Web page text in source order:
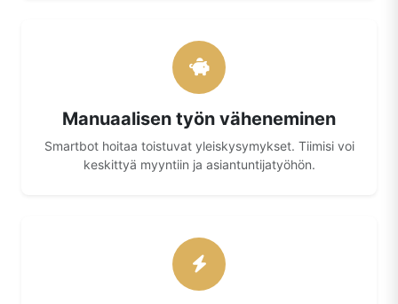
Manuaalisen työn väheneminen
Smartbot hoitaa toistuvat yleiskysymykset. Tiimisi voi
keskittyä myyntiin ja asiantuntijatyöhön.